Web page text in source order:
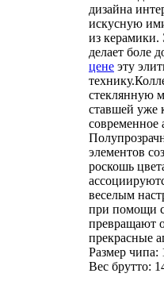
дизайна
искусную
из керамики.
делает боле
цене эту
стеклянную
ставшей уже
современное
элементов
роскошь
веселым
при помощи
превращают
прекрасные
Размер чипа:
Вес брутто: